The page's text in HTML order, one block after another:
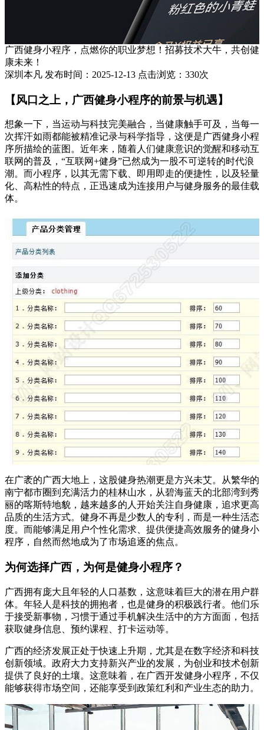
广西健身小程序，点燃你的职业梦想！招募技术大牛，共创健
康未来！
深圳本凡 发布时间：2025-12-13 点击浏览：330次
【风口之上，广西健身小程序的前景与机遇】
想象一下，当运动与科技完美融合，当健康触手可及，当每一
次挥汗如雨都能被精准记录与科学指导，这便是广西健身小程
序所描绘的蓝图。近年来，随着人们健康意识的觉醒和移动互
联网的普及，“互联网+健身”已然成为一股不可逆转的时代浪
潮。而小程序，以其无需下载、即用即走的便捷性，以及轻量
化、高粘性的特点，正迅速成为连接用户与健身服务的最佳载
体。
在广袤的广西大地上，这股健身热潮更是方兴未艾。从繁华的
南宁都市圈到充满活力的桂林山水，从碧海蓝天的北部湾到秀
丽的喀斯特地貌，越来越多的人开始关注自身健康，追求更高
品质的生活方式。健身不再是少数人的专利，而是一种生活态
度。而能够满足用户个性化需求、提供便捷高效服务的健身小
程序，自然而然地成为了市场追逐的焦点。
为何选择广西，为何是健身小程序？
广西拥有庞大且年轻的人口基数，这意味着巨大的潜在用户群
体。年轻人是科技的拥抱者，也是健身的积极践行者。他们乐
于接受新事物，习惯于通过手机解决生活中的方方面面，包括
获取健身信息、预约课程、打卡运动等。
广西的经济发展正处于快速上升期，尤其是在数字经济和科技
创新领域。政府大力支持新兴产业的发展，为创业和技术创新
提供了良好的土壤。这意味着，在广西开发健身小程序，不仅
能够获得市场空间，还能享受到政策红利和产业生态的助力。